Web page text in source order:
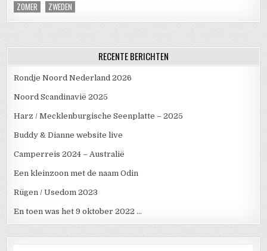
ZOMER
ZWEDEN
RECENTE BERICHTEN
Rondje Noord Nederland 2026
Noord Scandinavië 2025
Harz / Mecklenburgische Seenplatte – 2025
Buddy & Dianne website live
Camperreis 2024 – Australië
Een kleinzoon met de naam Odin
Rügen / Usedom 2023
En toen was het 9 oktober 2022 …